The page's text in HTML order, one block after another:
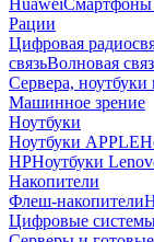
HuaweiСмартфоны
Рации
Цифровая
связьВолновая
Сервера,
Машинное зрение
Ноутбуки
Ноутбуки APPLE
HPНоутбуки
Накопители
Флеш-накопители
Цифровые